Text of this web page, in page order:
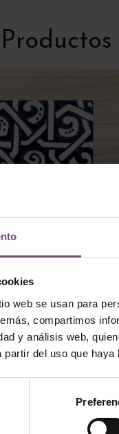
web se usan para
compartimos
y análisis web,
partir del uso que
a mano
– Aldehín